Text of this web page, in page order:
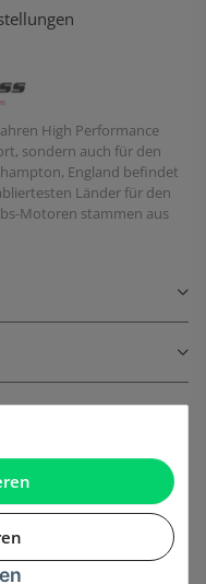
High Performance
sondern auch für den
England befindet
Länder für den
Motoren stammen aus